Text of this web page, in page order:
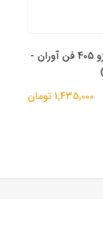
چراغ جلو پژو 405 فن آوران -
1,435,000 تومان